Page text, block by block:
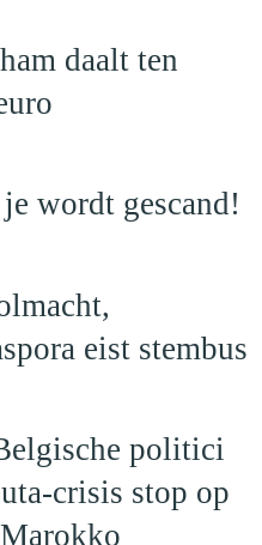
daalt ten
wordt gescand!
eist stembus
politici
crisis stop op